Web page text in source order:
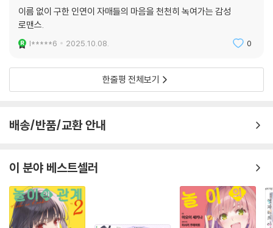
이름 없이 구한 인연이 자매들의 마음을 천천히 녹여가는 감성
로맨스.
l*****6 2025.10.08. 0
한줄평 전체보기
배송/반품/교환 안내
이 분야 베스트셀러